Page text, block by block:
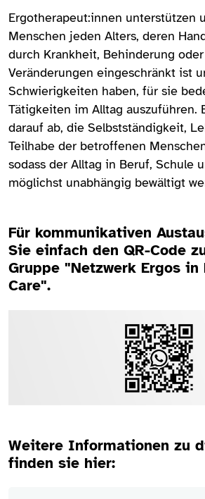
Ergotherapeut:innen unterstützen
Menschen jeden Alters, deren
durch Krankheit, Behinderung
Veränderungen eingeschränkt ist
Schwierigkeiten haben, für sie
Tätigkeiten im Alltag auszuführen.
darauf ab, die Selbstständigkeit,
Teilhabe der betroffenen
sodass der Alltag in Beruf, Schule
möglichst unabhängig bewältigt
Für kommunikativen
Sie einfach den QR-Code
Gruppe "Netzwerk Ergos
Care".
Weitere Informationen zu
finden sie hier: